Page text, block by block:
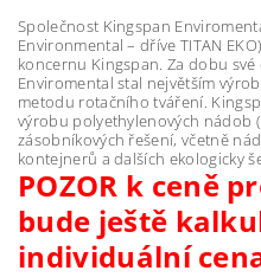
Společnost Kingspan
Environmental – dříve TITAN
koncernu Kingspan. Za dobu své
Enviromental stal největším
metodu rotačního tváření.
výrobu polyethylenových nádob
zásobníkových řešení, včetně
kontejnerů a dalších ekologicky
POZOR k ceně
bude ještě
individuální